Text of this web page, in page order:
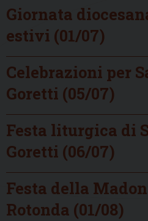
Giornata
estivi (01/07)
Celebrazioni per
Goretti (05/07)
Festa liturgica di
Goretti (06/07)
Festa della
Rotonda (01/08)